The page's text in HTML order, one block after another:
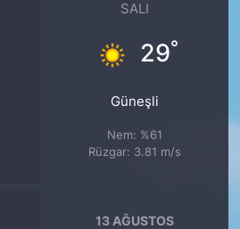
SALI
29°
Güneşli
Nem: %61
Rüzgar: 3.81 m/s
13 AĞUSTOS